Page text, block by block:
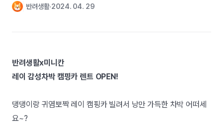
반려생활 2024. 04. 29
반려생활x미니칸
레이 감성차박 캠핑카 렌트 OPEN!
댕댕이랑 귀염뽀짝 레이 캠핑카 빌려서 낭만 가득한 차박 어떠세
요~?